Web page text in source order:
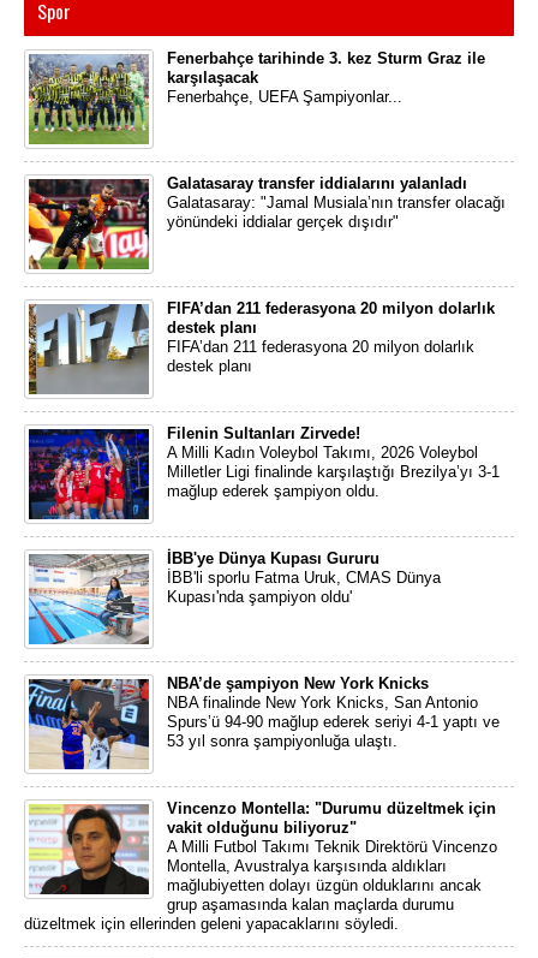
Spor
Fenerbahçe tarihinde 3. kez Sturm Graz ile
karşılaşacak
Fenerbahçe, UEFA Şampiyonlar...
Galatasaray transfer iddialarını yalanladı
Galatasaray: "Jamal Musiala’nın transfer olacağı
yönündeki iddialar gerçek dışıdır"
FIFA’dan 211 federasyona 20 milyon dolarlık
destek planı
FIFA’dan 211 federasyona 20 milyon dolarlık
destek planı
Filenin Sultanları Zirvede!
A Milli Kadın Voleybol Takımı, 2026 Voleybol
Milletler Ligi finalinde karşılaştığı Brezilya’yı 3-1
mağlup ederek şampiyon oldu.
İBB'ye Dünya Kupası Gururu
İBB'li sporlu Fatma Uruk, CMAS Dünya
Kupası'nda şampiyon oldu'
NBA’de şampiyon New York Knicks
NBA finalinde New York Knicks, San Antonio
Spurs’ü 94-90 mağlup ederek seriyi 4-1 yaptı ve
53 yıl sonra şampiyonluğa ulaştı.
Vincenzo Montella: "Durumu düzeltmek için
vakit olduğunu biliyoruz"
A Milli Futbol Takımı Teknik Direktörü Vincenzo
Montella, Avustralya karşısında aldıkları
mağlubiyetten dolayı üzgün olduklarını ancak
grup aşamasında kalan maçlarda durumu
düzeltmek için ellerinden geleni yapacaklarını söyledi.